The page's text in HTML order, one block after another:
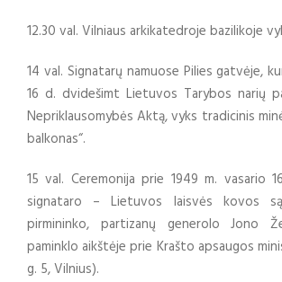
12.30 val. Vilniaus arkikatedroje bazilikoje
14 val. Signatarų namuose Pilies gatvėje,
16 d. dvidešimt Lietuvos Tarybos narių
Nepriklausomybės Aktą, vyks tradicinis
balkonas“.
15 val. Ceremonija prie 1949 m. vasario
signataro – Lietuvos laisvės kovos
pirmininko, partizanų generolo Jono
paminklo aikštėje prie Krašto apsaugos
g. 5, Vilnius).